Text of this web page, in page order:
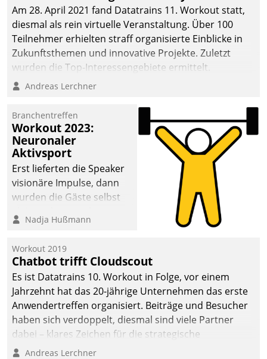
Zukunftspotenzial.
Am 28. April 2021 fand Datatrains 11. Workout statt,
diesmal als rein virtuelle Veranstaltung. Über 100
Teilnehmer erhielten straff organisierte Einblicke in
Zukunftsthemen und innovative Projekte. Zuletzt
wurden die Top-Interessengebiete ermittelt.
Andreas Lerchner
Branchentreffen
Workout 2023:
Neuronaler
Aktivsport
Erst lieferten die Speaker
visionäre Impulse, dann
wurden die Gäste selbst
methodisch
Quartier. Dazwischen
zeigte Datatrain, was es
Neues zu bieten hat.
Nadja Hußmann
Workout 2019
Chatbot trifft Cloudscout
Es ist Datatrains 10. Workout in Folge, vor einem
Jahrzehnt hat das 20-jährige Unternehmen das erste
Anwendertreffen organisiert. Beiträge und Besucher
haben sich verdoppelt, diesmal sind viele Partner
dabei – klares Zeichen für die strategische
Fokussierung auf den Kunden.
Andreas Lerchner